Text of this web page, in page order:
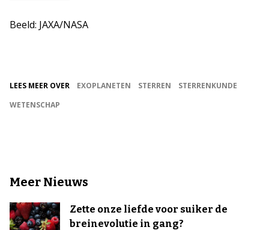
Beeld: JAXA/NASA
LEES MEER OVER EXOPLANETEN STERREN
STERRENKUNDE
WETENSCHAP
Meer Nieuws
Zette onze liefde voor suiker de
breinevolutie in gang?